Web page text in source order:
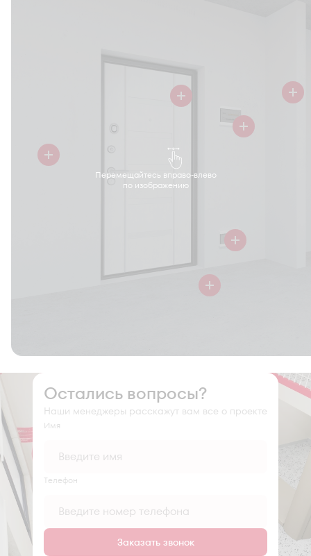
Перемещайтесь вправо-влево
по изображению
Остались вопросы?
Наши менеджеры расскажут вам все о проекте
Имя
Tелефон
Заказать звонок